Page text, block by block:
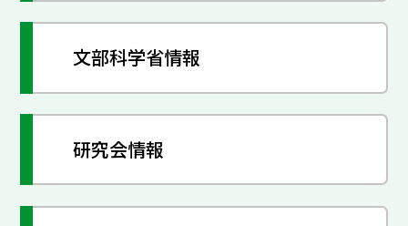
文部科学省情報
研究会情報